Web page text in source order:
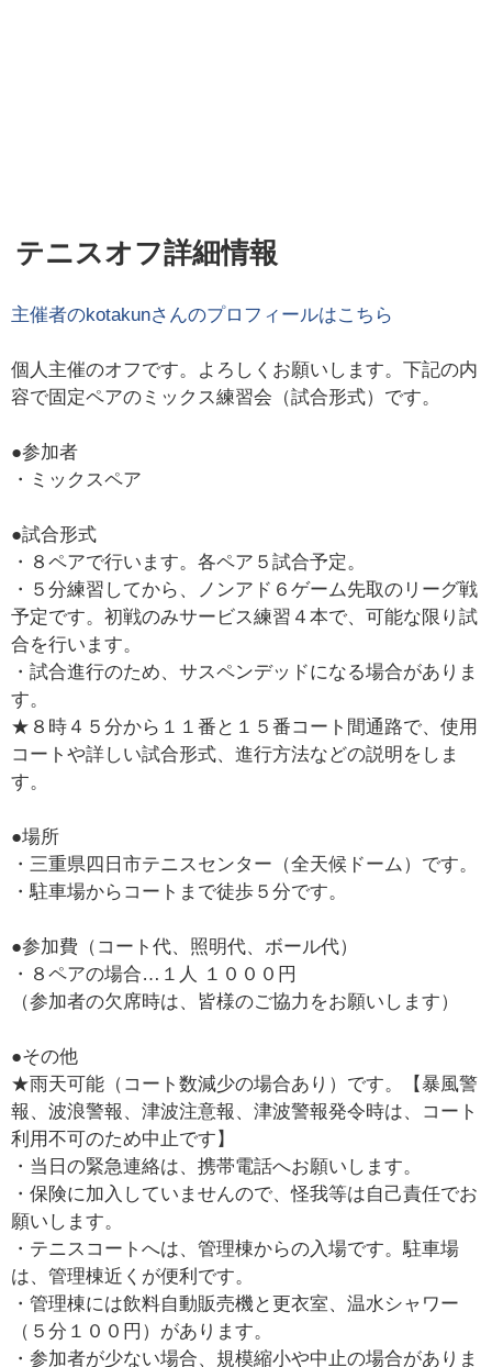
テニスオフ詳細情報
主催者のkotakunさんのプロフィールはこちら
個人主催のオフです。よろしくお願いします。下記の内
容で固定ペアのミックス練習会（試合形式）です。
●参加者
・ミックスペア
●試合形式
・８ペアで行います。各ペア５試合予定。
・５分練習してから、ノンアド６ゲーム先取のリーグ戦
予定です。初戦のみサービス練習４本で、可能な限り試
合を行います。
・試合進行のため、サスペンデッドになる場合がありま
す。
★８時４５分から１１番と１５番コート間通路で、使用
コートや詳しい試合形式、進行方法などの説明をしま
す。
●場所
・三重県四日市テニスセンター（全天候ドーム）です。
・駐車場からコートまで徒歩５分です。
●参加費（コート代、照明代、ボール代）
・８ペアの場合…１人 １０００円
（参加者の欠席時は、皆様のご協力をお願いします）
●その他
★雨天可能（コート数減少の場合あり）です。【暴風警
報、波浪警報、津波注意報、津波警報発令時は、コート
利用不可のため中止です】
・当日の緊急連絡は、携帯電話へお願いします。
・保険に加入していませんので、怪我等は自己責任でお
願いします。
・テニスコートへは、管理棟からの入場です。駐車場
は、管理棟近くが便利です。
・管理棟には飲料自動販売機と更衣室、温水シャワー
（５分１００円）があります。
・参加者が少ない場合、規模縮小や中止の場合がありま